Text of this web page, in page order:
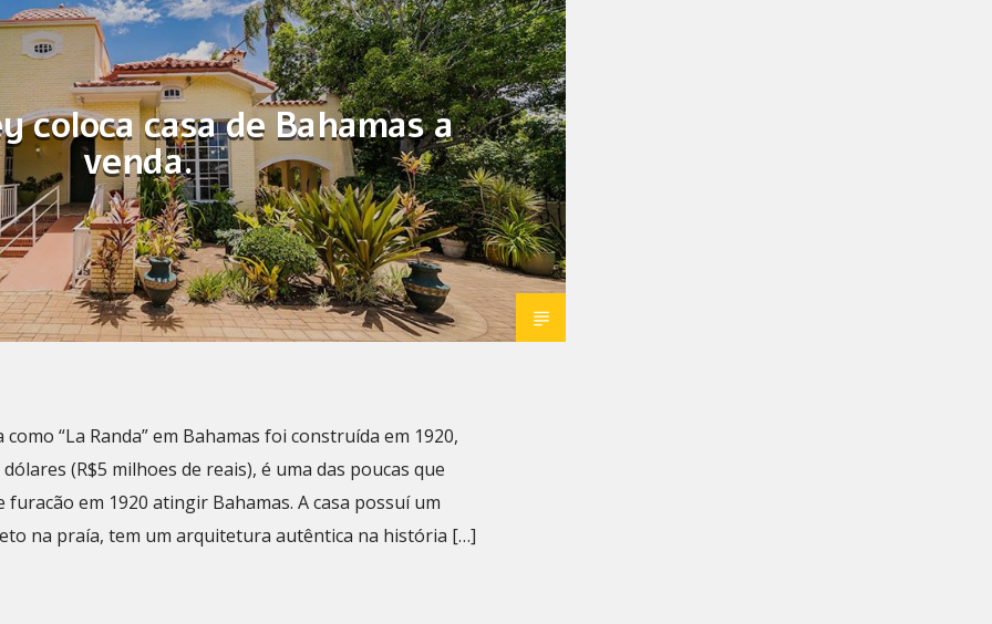
coloca casa de Bahamas a
venda.
“La Randa” em Bahamas foi construída em 1920,
(R$5 milhoes de reais), é uma das poucas que
em 1920 atingir Bahamas. A casa possuí um
na praía, tem um arquitetura autêntica na história […]